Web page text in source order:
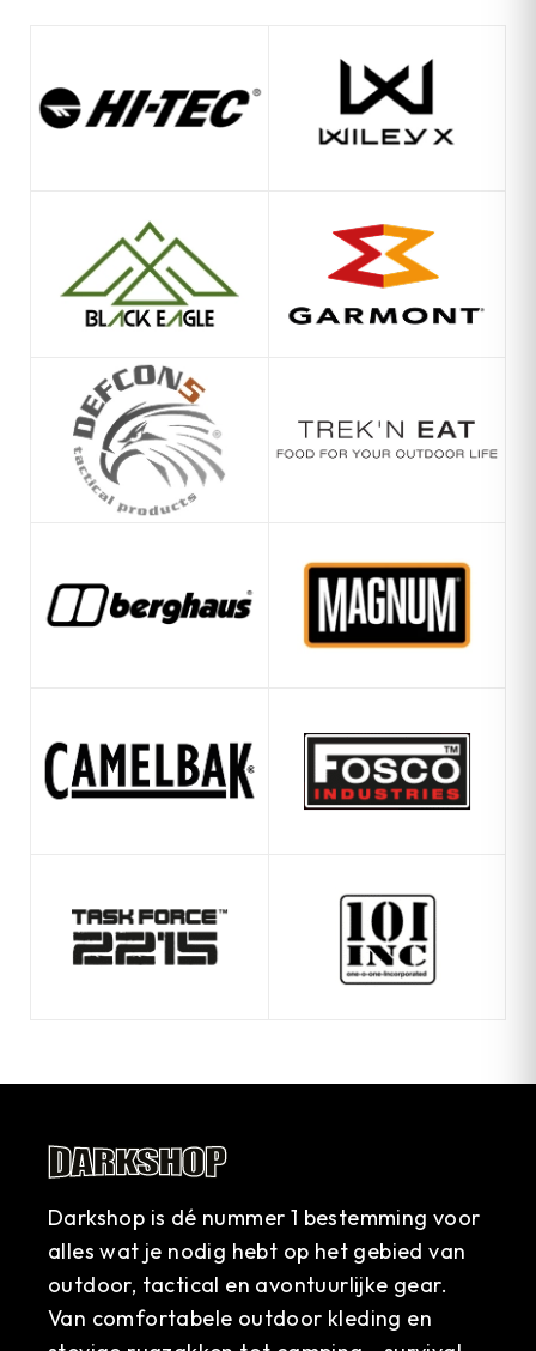
Darkshop is dé nummer 1 bestemming voor
alles wat je nodig hebt op het gebied van
outdoor, tactical en avontuurlijke gear.
Van comfortabele outdoor kleding en